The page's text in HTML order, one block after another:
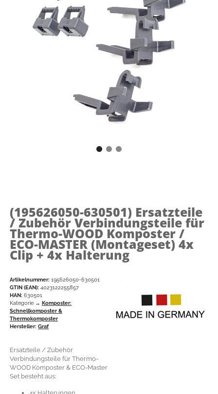
(195626050-630501) Ersatzteile
/ Zubehör Verbindungsteile für
Thermo-WOOD Komposter /
ECO-MASTER (Montageset) 4x
Clip + 4x Halterung
Artikelnummer: 195626050-630501
GTIN (EAN): 4023122255857
HAN: 630501
Kategorie → Komposter:
Schnellkomposter &
Thermokomposter
Hersteller: Graf
Ersatzteile / Zubehör
Verbindungsteile für Thermo-
WOOD Komposter & ECO-Master
Set besteht aus: